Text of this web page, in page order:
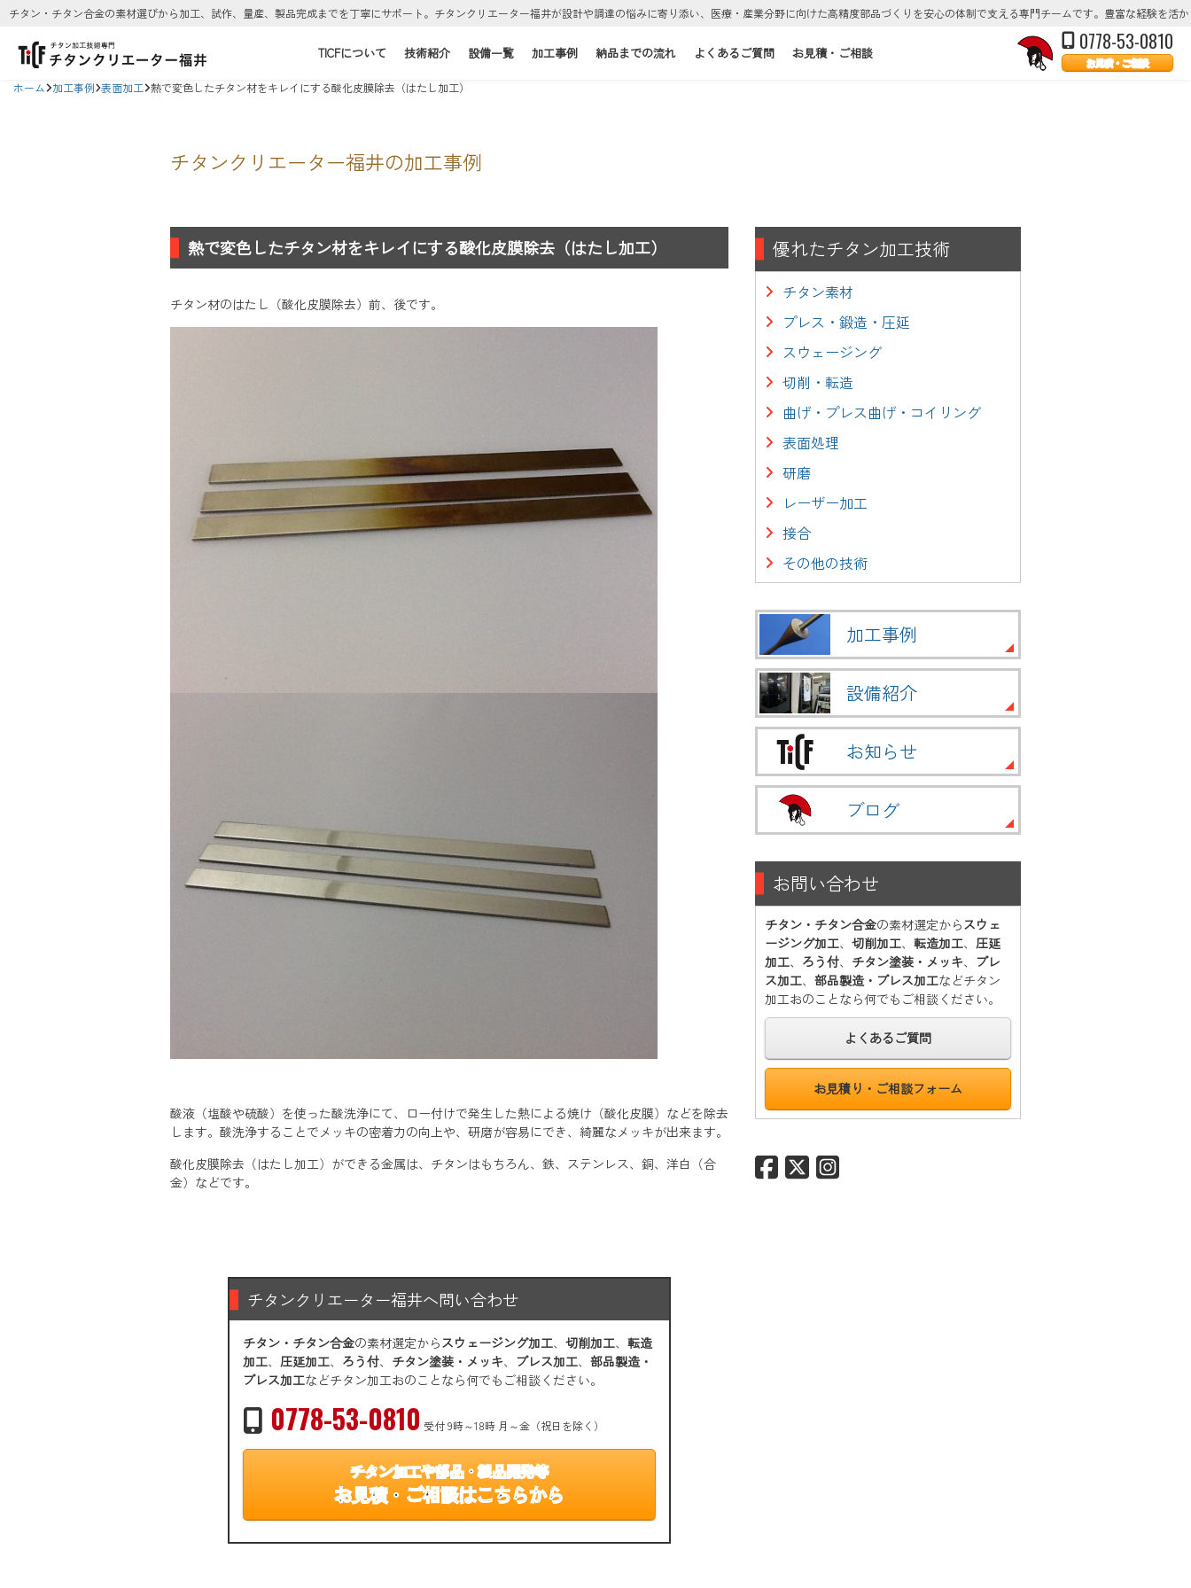
チタン・チタン合金の素材選びから加工、試作、量産、製品完成までを丁寧にサポート。チタンクリエーター福井が設計や調達の悩みに寄り添い、医療・産業分野に向けた高精度部品づくりを安心の体制で支える専門チームです。豊富な経験を活
0778-53-0810
お見積・ご相談
TICFについて 技術紹介 設備一覧 加工事例 納品までの流れ よくあるご質問 お見積・ご相談
ホーム 加工事例 表面加工 熱で変色したチタン材をキレイにする酸化皮膜除去（はたし加工）
チタンクリエーター福井の加工事例
熱で変色したチタン材をキレイにする酸化皮膜除去（はたし加工）
チタン材のはたし（酸化皮膜除去）前、後です。
酸液（塩酸や硫酸）を使った酸洗浄にて、ロー付けで発生した熱による焼け（酸化皮膜）などを除去
します。酸洗浄することでメッキの密着力の向上や、研磨が容易にでき、綺麗なメッキが出来ます。
酸化皮膜除去（はたし加工）ができる金属は、チタンはもちろん、鉄、ステンレス、銅、洋白（合
金）などです。
チタンクリエーター福井へ問い合わせ
チタン・チタン合金の素材選定からスウェージング加工、 切削加工、 転造
加工、 圧延加工、 ろう付、 チタン塗装・メッキ、 プレス加工、 部品製造・
プレス加工などチタン加工おのことなら何でもご相談ください。
0778-53-0810 受付 9時～18時 月～金（祝日を除く）
チタン加工や部品・製品開発等
お見積・ご相談はこちらから
優れたチタン加工技術
チタン素材
プレス・鍛造・圧延
スウェージング
切削・転造
曲げ・プレス曲げ・コイリング
表面処理
研磨
レーザー加工
接合
その他の技術
加工事例
設備紹介
お知らせ
ブログ
お問い合わせ
チタン・チタン合金の素材選定からスウェ
ージング加工、 切削加工、 転造加工、 圧延
加工、 ろう付、 チタン塗装・メッキ、 プレ
ス加工、 部品製造・プレス加工などチタン
加工おのことなら何でもご相談ください。
よくあるご質問
お見積り・ご相談フォーム